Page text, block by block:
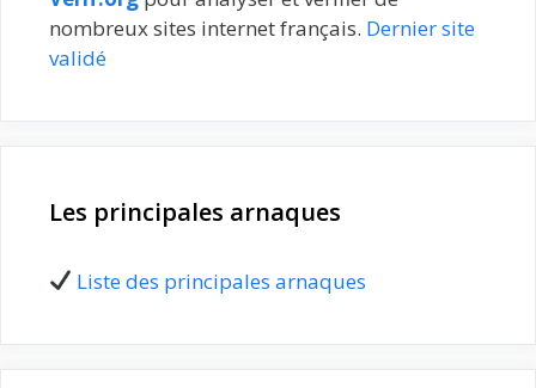
nombreux sites internet français. Dernier site
validé
Les principales arnaques
Liste des principales arnaques